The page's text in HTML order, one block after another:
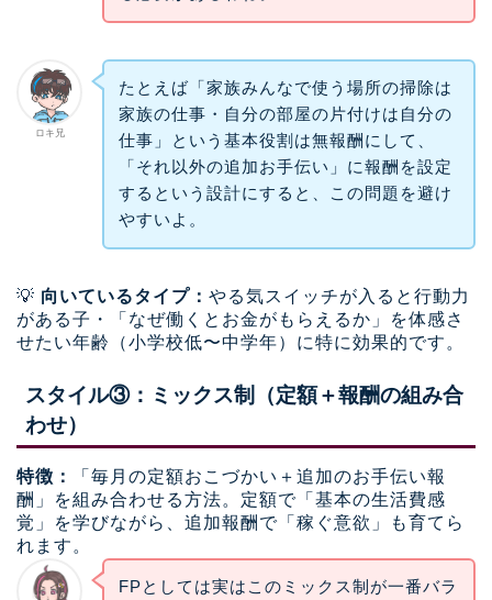
ロキ兄
たとえば「家族みんなで使う場所の掃除は
家族の仕事・自分の部屋の片付けは自分の
仕事」という基本役割は無報酬にして、
「それ以外の追加お手伝い」に報酬を設定
するという設計にすると、この問題を避け
やすいよ。
💡 向いているタイプ： やる気スイッチが入ると行動力
がある子・「なぜ働くとお金がもらえるか」を体感さ
せたい年齢（小学校低〜中学年）に特に効果的です。
スタイル③：ミックス制（定額＋報酬の組み合
わせ）
特徴：
「毎月の定額おこづかい＋追加のお手伝い報
酬」を組み合わせる方法。定額で「基本の生活費感
覚」を学びながら、追加報酬で「稼ぐ意欲」も育てら
れます。
FPとしては実はこのミックス制が一番バラ